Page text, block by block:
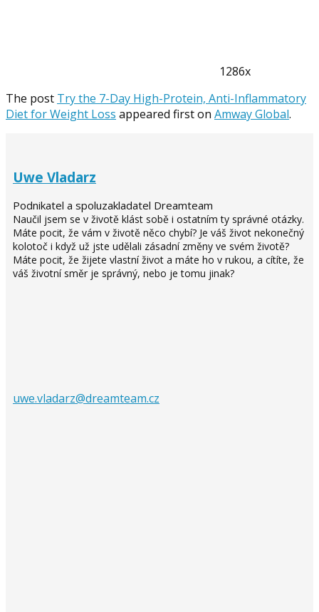
1286x
The post Try the 7-Day High-Protein, Anti-Inflammatory
Diet for Weight Loss appeared first on Amway Global.
Uwe Vladarz
Podnikatel a spoluzakladatel Dreamteam
Naučil jsem se v životě klást sobě i ostatním ty správné otázky.
Máte pocit, že vám v životě něco chybí? Je váš život nekonečný
kolotoč i když už jste udělali zásadní změny ve svém životě?
Máte pocit, že žijete vlastní život a máte ho v rukou, a cítíte, že
váš životní směr je správný, nebo je tomu jinak?
uwe.vladarz@dreamteam.cz